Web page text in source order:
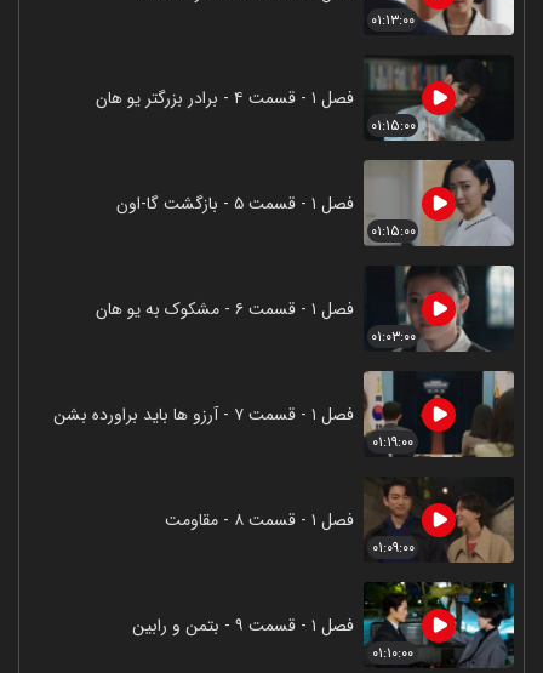
۰۱:۱۳:۰۰
۰۱:۱۵:۰۰
فصل ۱ - قسمت ۴ - برادر بزرگتر یو هان
۰۱:۱۵:۰۰
فصل ۱ - قسمت ۵ - بازگشت گا-اون
۰۱:۰۳:۰۰
فصل ۱ - قسمت ۶ - مشکوک به یو هان
۰۱:۱۹:۰۰
فصل ۱ - قسمت ۷ - آرزو ها باید براورده بشن
۰۱:۰۹:۰۰
فصل ۱ - قسمت ۸ - مقاومت
۰۱:۱۰:۰۰
فصل ۱ - قسمت ۹ - بتمن و رابین